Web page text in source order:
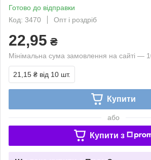
Готово до відправки
Код: 3470
Опт і роздріб
22,95 ₴
Мінімальна сума замовлення на сайті —
21,15 ₴ від 10 шт.
Купити
або
Купити з